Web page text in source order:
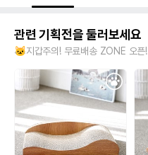
관련 기획전을 둘러보세요
🐱지갑주의! 무료배송 ZONE 오픈!